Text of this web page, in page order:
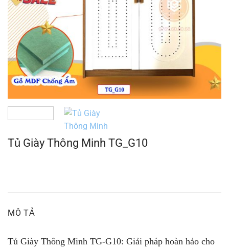
Tủ Giày Thông Minh TG_G10
MÔ TẢ
Tủ Giày Thông Minh TG-G10: Giải pháp hoàn hảo cho